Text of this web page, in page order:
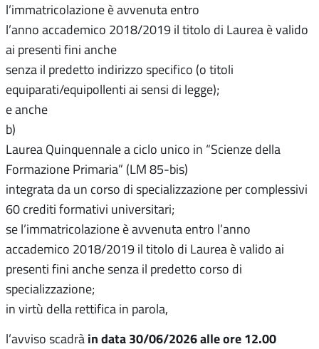
l’immatricolazione è avvenuta entro
l’anno accademico 2018/2019 il titolo di Laurea è valido
ai presenti fini anche
senza il predetto indirizzo specifico (o titoli
equiparati/equipollenti ai sensi di legge);
e anche
b)
Laurea Quinquennale a ciclo unico in “Scienze della
Formazione Primaria” (LM 85-bis)
integrata da un corso di specializzazione per complessivi
60 crediti formativi universitari;
se l’immatricolazione è avvenuta entro l’anno
accademico 2018/2019 il titolo di Laurea è valido ai
presenti fini anche senza il predetto corso di
specializzazione;
in virtù della rettifica in parola,
l’avviso scadrà in data 30/06/2026 alle ore 12.00